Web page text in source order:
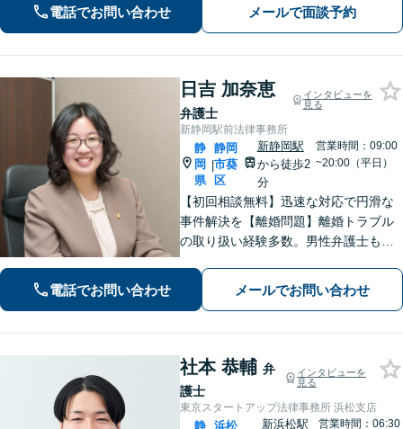
い。相続遺言、離婚問題、交通事故、
借金問題、債権回収など【夜間休日応
相談】
電話でお問い合わせ メールで面談予約
日吉 加奈恵
弁護士
インタビューを
見る
新静岡駅前法律事務所
静
岡
県
|
静岡
市葵
区
新静岡駅
から徒歩2
分
営業時間：09:00
~20:00（平日）
【初回相談無料】迅速な対応で円滑な
事件解決を【離婚問題】離婚トラブル
の取り扱い経験多数。男性弁護士も在
イス【相続問題】全国出張も対応。関
連士業とも連携し、満足度の高い相続
電話でお問い合わせ メールでお問い合わせ
社本 恭輔 弁
護士
インタビューを
見る
東京スタートアップ法律事務所 浜松支店
静 浜松
新浜松駅
営業時間：06:30